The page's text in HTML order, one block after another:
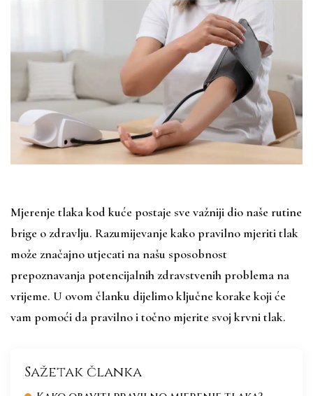
Mjerenje tlaka kod kuće postaje sve važniji dio naše rutine
brige o zdravlju. Razumijevanje kako pravilno mjeriti tlak
može značajno utjecati na našu sposobnost
prepoznavanja potencijalnih zdravstvenih problema na
vrijeme. U ovom članku dijelimo ključne korake koji će
vam pomoći da pravilno i točno mjerite svoj krvni tlak.
Sažetak članka